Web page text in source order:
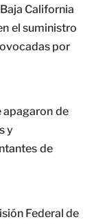
California
el suministro
por
apagaron de
y
de
Federal de